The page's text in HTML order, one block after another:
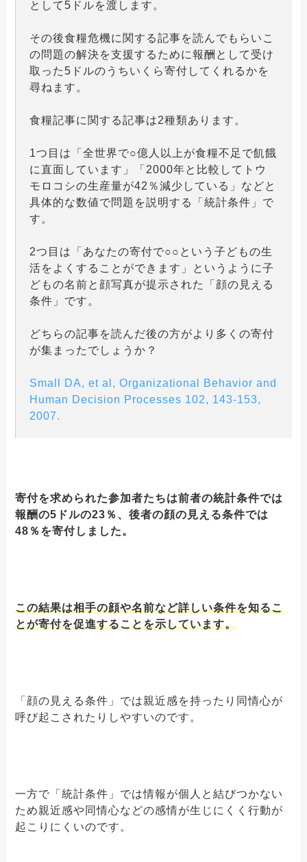
として5ドルを渡します。
その後食糧危機に関する記事を読んでもらいこ
の問題の解決を支援するために報酬として受け
取った5ドルのうちいくら寄付してくれるかを
尋ねます。
食糧記事に関する記事は2種類あります。
1つ目は「全世界で○億人以上が食糧不足で飢餓
に直面しています」「2000年と比較してトウ
モロコシの生産量が42％減少している」などと
具体的な数値で問題を説明する「統計条件」で
す。
2つ目は「あなたの寄付で○○という子どもの生
活をよくすることができます」というように子
どもの名前と顔写真が提示された「顔の見える
条件」です。
どちらの記事を読んだ後の方がより多くの寄付
が集まったでしょうか？
Small DA, et al, Organizational Behavior and
Human Decision Processes 102, 143-153,
2007.
寄付を求められた参加者たちは前者の統計条件では
報酬の5ドルの23％、後者の顔の見える条件では
48％を寄付しました。
この結果は相手の顔や名前など詳しい条件を知るこ
とが寄付を促進することを示しています。
「顔の見える条件」では親近感を持ったり同情心が
呼び起こされたりしやすいのです。
一方で「統計条件」では情報が個人と結びつかない
ため親近感や同情心などの感情が生じにくく行動が
起こりにくいのです。